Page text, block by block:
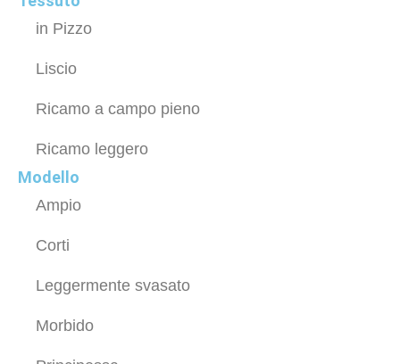
in Pizzo
Liscio
Ricamo a campo pieno
Ricamo leggero
Modello
Ampio
Corti
Leggermente svasato
Morbido